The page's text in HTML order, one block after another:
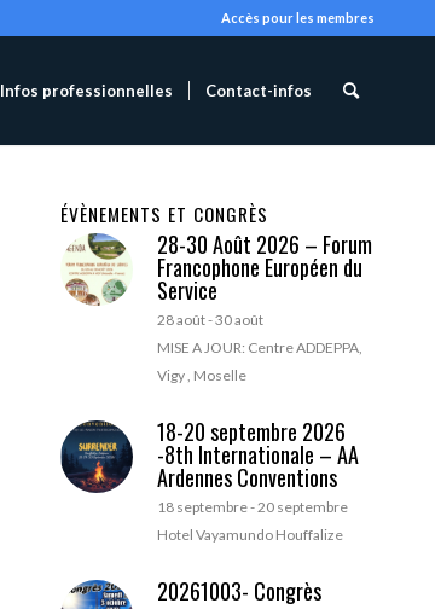
Accès pour les membres
Infos professionnelles Contact-infos
ÉVÈNEMENTS ET CONGRÈS
28-30 Août 2026 – Forum
Francophone Européen du
Service
28 août-30 août
MISE A JOUR: Centre ADDEPPA,
Vigy , Moselle
18-20 septembre 2026
-8th Internationale – AA
Ardennes Conventions
18 septembre-20 septembre
Hotel Vayamundo Houffalize
20261003- Congrès